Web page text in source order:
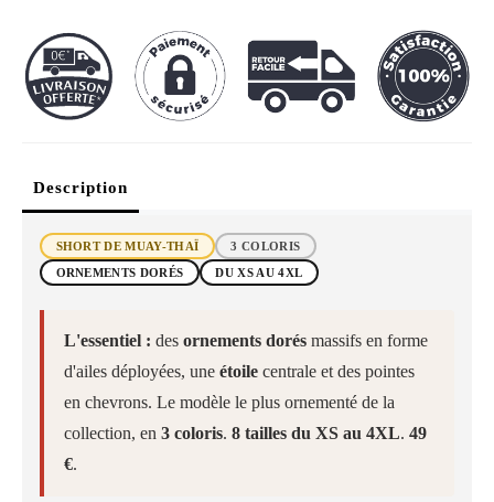
Description
SHORT DE MUAY-THAÏ
3 COLORIS
ORNEMENTS DORÉS
DU XS AU 4XL
L'essentiel : des ornements dorésmassifs en forme
d'ailes déployées, une étoilecentrale et des pointes
en chevrons. Le modèle le plus ornementé de la
collection, en 3 coloris. 8 tailles du XS au 4XL. 49
€.